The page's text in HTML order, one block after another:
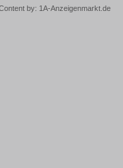
by: 1A-Anzeigenmarkt.de